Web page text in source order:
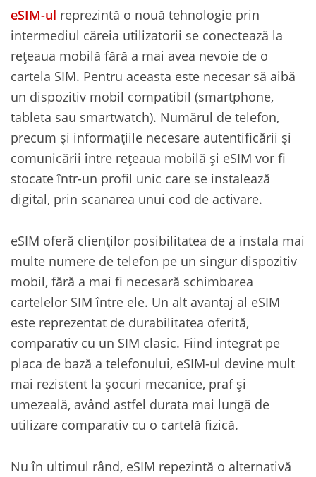
eSIM-ul reprezintă o nouă tehnologie prin
intermediul căreia utilizatorii se conectează la
rețeaua mobilă fără a mai avea nevoie de o
cartela SIM. Pentru aceasta este necesar să aibă
un dispozitiv mobil compatibil (smartphone,
tableta sau smartwatch). Numărul de telefon,
precum și informațiile necesare autentificării și
comunicării între rețeaua mobilă și eSIM vor fi
stocate într-un profil unic care se instalează
digital, prin scanarea unui cod de activare.
eSIM oferă clienților posibilitatea de a instala mai
multe numere de telefon pe un singur dispozitiv
mobil, fără a mai fi necesară schimbarea
cartelelor SIM între ele. Un alt avantaj al eSIM
este reprezentat de durabilitatea oferită,
comparativ cu un SIM clasic. Fiind integrat pe
placa de bază a telefonului, eSIM-ul devine mult
mai rezistent la șocuri mecanice, praf și
umezeală, având astfel durata mai lungă de
utilizare comparativ cu o cartelă fizică.
Nu în ultimul rând, eSIM repezintă o alternativă